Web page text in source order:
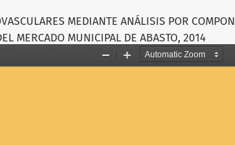
MEDIANTE ANÁLISIS POR
MERCADO MUNICIPAL DE ABASTO, 2014